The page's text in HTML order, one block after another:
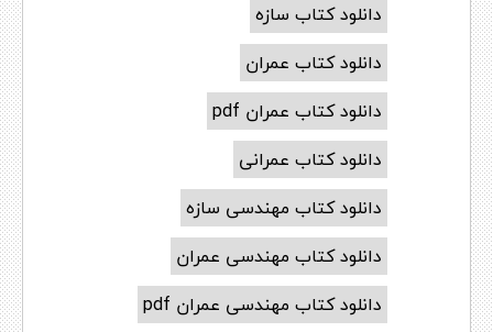
دانلود کتاب سازه
دانلود کتاب عمران
دانلود کتاب عمران pdf
دانلود کتاب عمرانی
دانلود کتاب مهندسی سازه
دانلود کتاب مهندسی عمران
دانلود کتاب مهندسی عمران pdf